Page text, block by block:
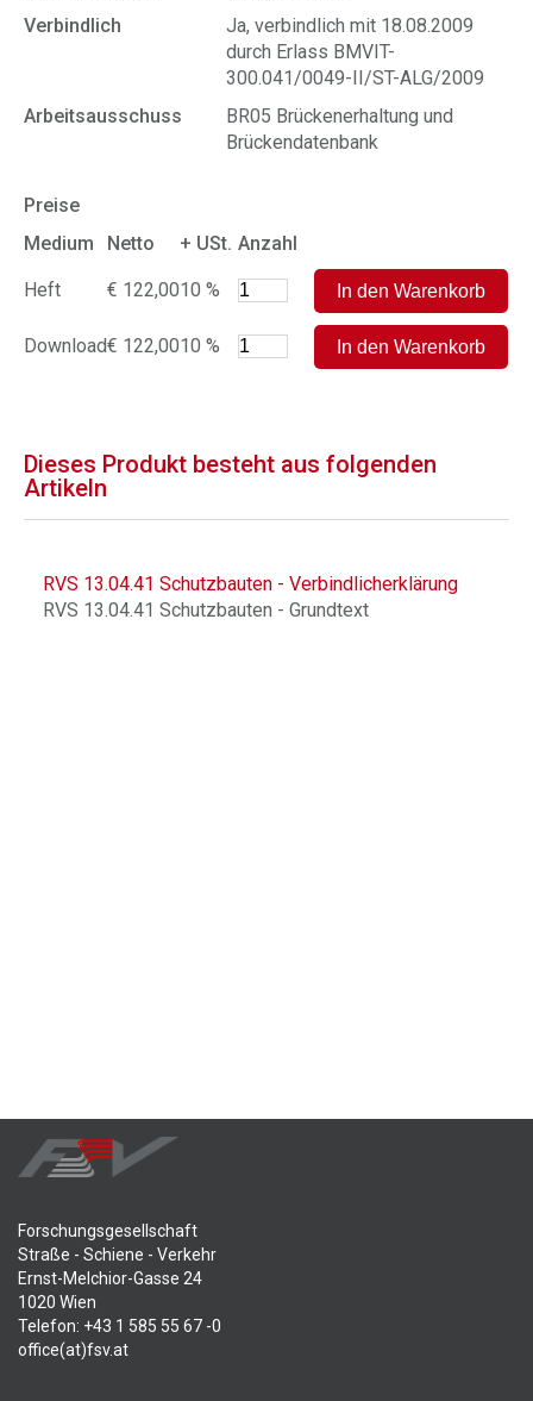
Verbindlich
Ja, verbindlich mit 18.08.2009
durch Erlass BMVIT-
300.041/0049-II/ST-ALG/2009
Arbeitsausschuss
BR05 Brückenerhaltung und
Brückendatenbank
Preise
Medium
Netto + USt. Anzahl
Heft € 122,0010 %
Download€ 122,0010 %
Dieses Produkt besteht aus folgenden
Artikeln
RVS 13.04.41 Schutzbauten - Verbindlicherklärung
RVS 13.04.41 Schutzbauten - Grundtext
Forschungsgesellschaft
Straße - Schiene - Verkehr
Ernst-Melchior-Gasse 24
1020 Wien
Telefon: +43 1 585 55 67 -0
office(at)fsv.at